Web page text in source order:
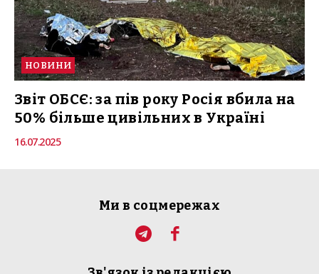
НОВИНИ
Звіт ОБСЄ: за пів року Росія вбила на
50% більше цивільних в Україні
16.07.2025
Ми в соцмережах